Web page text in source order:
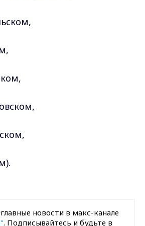
новости в макс-канале
. Подписывайтесь и будьте в